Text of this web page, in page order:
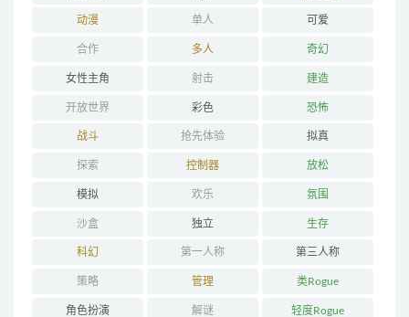
动漫 单人 可爱
合作 多人 奇幻
女性主角 射击 建造
开放世界 彩色 恐怖
战斗 抢先体验 拟真
探索 控制器 放松
模拟 欢乐 氛围
沙盒 独立 生存
科幻 第一人称 第三人称
策略 管理 类Rogue
角色扮演 解谜 轻度Rogue